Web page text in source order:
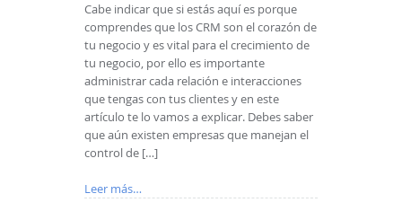
Cabe indicar que si estás aquí es porque
comprendes que los CRM son el corazón de
tu negocio y es vital para el crecimiento de
tu negocio, por ello es importante
administrar cada relación e interacciones
que tengas con tus clientes y en este
artículo te lo vamos a explicar. Debes saber
que aún existen empresas que manejan el
control de […]
Leer más…